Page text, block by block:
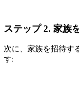
ステップ 2. 家族
次に、家族を招待す
す: